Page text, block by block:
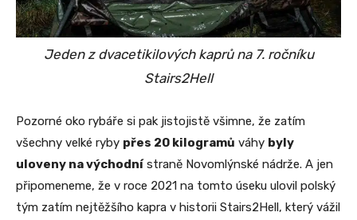
Jeden z dvacetikilových kaprů na 7. ročníku
Stairs2Hell
Pozorné oko rybáře si pak jistojistě všimne, že zatím
všechny velké ryby přes 20 kilogramů váhy byly
uloveny na východnístraně Novomlýnské nádrže. A jen
připomeneme, že v roce 2021 na tomto úseku ulovil polský
tým zatím nejtěžšího kapra v historii Stairs2Hell, který vážil